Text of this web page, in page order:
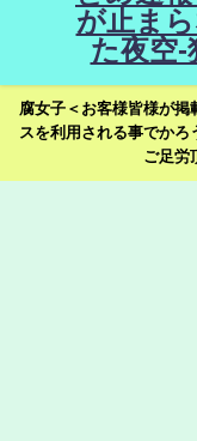
が止ま
た夜空-
腐女子＜お客様皆様が掲
スを利用される事でか
ご足労